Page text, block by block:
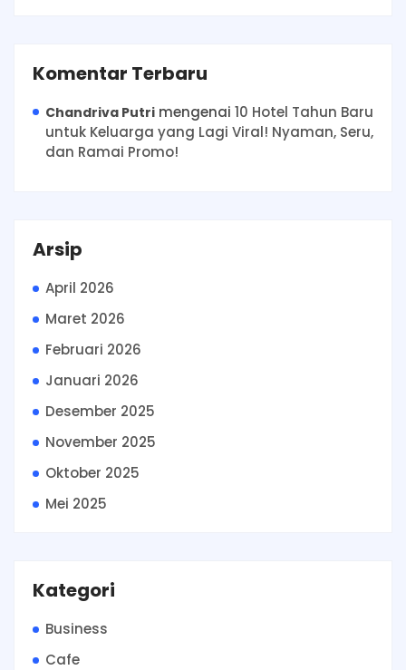
Komentar Terbaru
Chandriva Putri mengenai 10 Hotel Tahun Baru
untuk Keluarga yang Lagi Viral! Nyaman, Seru,
dan Ramai Promo!
Arsip
April 2026
Maret 2026
Februari 2026
Januari 2026
Desember 2025
November 2025
Oktober 2025
Mei 2025
Kategori
Business
Cafe